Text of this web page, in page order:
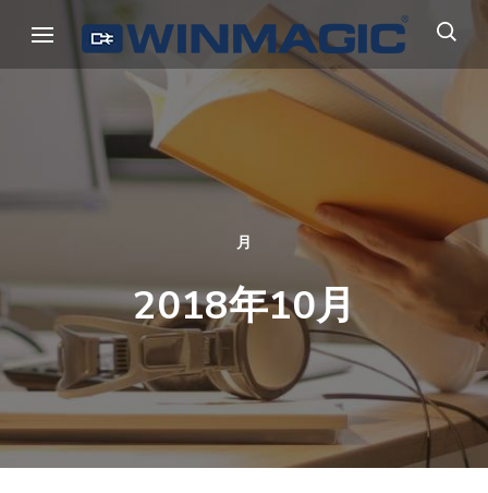
ス
プ
(Enter
を
押
す)
ウィンマジック・ジャパン
Authicate. Encrypt. Archive.
月
2018年10月